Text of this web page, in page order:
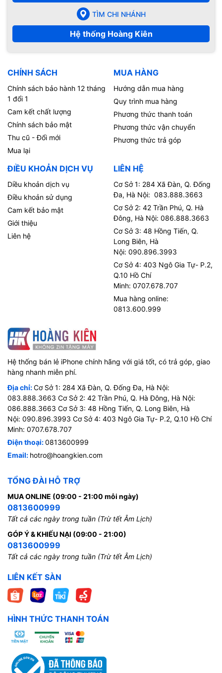
TÌM CHI NHÁNH
Hệ thống Hoàng Kiên
CHÍNH SÁCH
Chính sách bảo hành 12 tháng
1 đổi 1
Cam kết chất lượng
Chính sách bảo mật
Thu cũ - Đổi mới
Mua lại
MUA HÀNG
Hướng dẫn mua hàng
Quy trình mua hàng
Phương thức thanh toán
Phương thức vận chuyển
Phương thức trả góp
ĐIỀU KHOẢN DỊCH VỤ
Diều khoản dịch vụ
Điều khoản sử dụng
Cam kết bảo mật
Giới thiệu
Liên hệ
LIÊN HỆ
Cơ Sở 1: 284 Xã Đàn, Q. Đống
Đa, Hà Nội: 083.888.3663
Cơ Sở 2: 42 Trần Phú, Q. Hà
Đông, Hà Nội: 086.888.3663
Cơ Sở 3: 48 Hồng Tiến, Q.
Long Biên, Hà
Nội: 090.896.3993
Cơ Sở 4: 403 Ngô Gia Tự- P.2,
Q.10 Hồ Chí
Minh: 0707.678.707
Mua hàng online:
0813.600.999
Hệ thống bán lẻ iPhone chính hãng với giá tốt, có trả góp, giao
hàng nhanh miễn phí.
Địa chỉ:Cơ Sở 1: 284 Xã Đàn, Q. Đống Đa, Hà Nội:
083.888.3663 Cơ Sở 2: 42 Trần Phú, Q. Hà Đông, Hà Nội:
086.888.3663 Cơ Sở 3: 48 Hồng Tiến, Q. Long Biên, Hà
Nội: 090.896.3993 Cơ Sở 4: 403 Ngô Gia Tự- P.2, Q.10 Hồ Chí
Minh: 0707.678.707
Điện thoại:0813600999
Email: hotro@hoangkien.com
TỔNG ĐÀI HỖ TRỢ
MUA ONLINE (09:00 - 21:00 mỗi ngày)
0813600999
Tất cả các ngày trong tuần (Trừ tết Âm Lịch)
GÓP Ý & KHIẾU NẠI (09:00 - 21:00)
0813600999
Tất cả các ngày trong tuần (Trừ tết Âm Lịch)
LIÊN KẾT SÀN
HÌNH THỨC THANH TOÁN